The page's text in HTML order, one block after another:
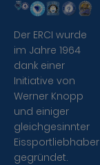
Der ERCI wurde
im Jahre 1964
dank einer
Initiative von
Werner Knopp
und einiger
gleichgesinnter
Eissportliebhaber
gegründet.